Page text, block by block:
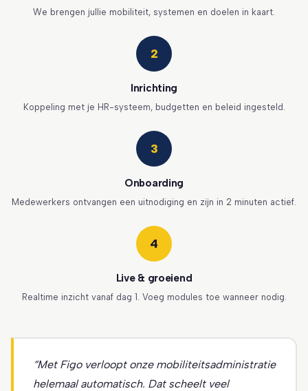
We brengen jullie mobiliteit, systemen en doelen in kaart.
2
Inrichting
Koppeling met je HR-systeem, budgetten en beleid ingesteld.
3
Onboarding
Medewerkers ontvangen een uitnodiging en zijn in 2 minuten actief.
4
Live & groeiend
Realtime inzicht vanaf dag 1. Voeg modules toe wanneer nodig.
“Met Figo verloopt onze mobiliteitsadministratie
helemaal automatisch. Dat scheelt veel